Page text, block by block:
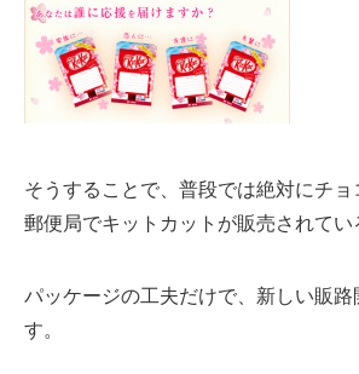
そうすることで、普段では絶対にチ
郵便局でキットカットが販売されてい
パッケージの工夫だけで、新しい販路
す。